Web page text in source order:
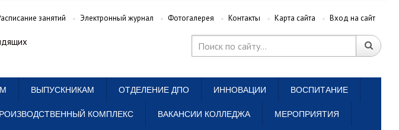
занятий Электронный журнал Фотогалерея Контакты Карта сайта Вход на сайт
ВЫПУСКНИКАМ ОТДЕЛЕНИЕ ДПО ИННОВАЦИИ ВОСПИТАНИЕ
КОМПЛЕКС ВАКАНСИИ КОЛЛЕДЖА МЕРОПРИЯТИЯ